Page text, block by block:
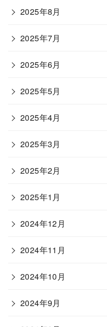
2025年8月
2025年7月
2025年6月
2025年5月
2025年4月
2025年3月
2025年2月
2025年1月
2024年12月
2024年11月
2024年10月
2024年9月